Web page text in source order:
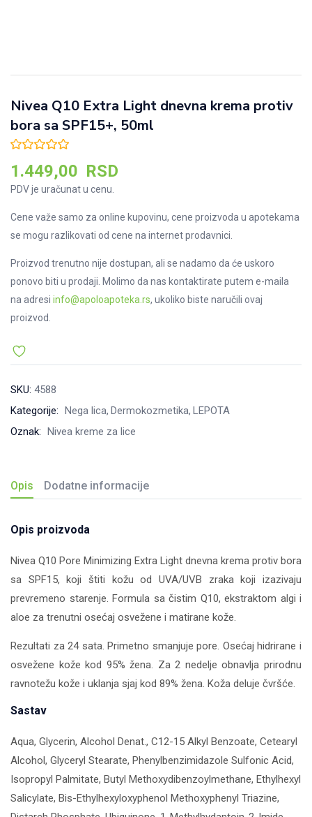
Nivea Q10 Extra Light dnevna krema protiv
bora sa SPF15+, 50ml
1.449,00 RSD
PDV je uračunat u cenu.
Cene važe samo za online kupovinu, cene proizvoda u apotekama
se mogu razlikovati od cene na internet prodavnici.
Proizvod trenutno nije dostupan, ali se nadamo da će uskoro
ponovo biti u prodaji. Molimo da nas kontaktirate putem e-maila
na adresi info@apoloapoteka.rs, ukoliko biste naručili ovaj
proizvod.
SKU: 4588
Kategorije: Nega lica Dermokozmetika LEPOTA
Oznak: Nivea kreme za lice
Opis Dodatne informacije
Opis proizvoda
Nivea Q10 Pore Minimizing Extra Light dnevna krema protiv bora
sa SPF15, koji štiti kožu od UVA/UVB zraka koji izazivaju
prevremeno starenje. Formula sa čistim Q10, ekstraktom algi i
aloe za trenutni osećaj osvežene i matirane kože.
Rezultati za 24 sata. Primetno smanjuje pore. Osećaj hidrirane i
osvežene kože kod 95% žena. Za 2 nedelje obnavlja prirodnu
ravnotežu kože i uklanja sjaj kod 89% žena. Koža deluje čvršće.
Sastav
Aqua, Glycerin, Alcohol Denat., C12-15 Alkyl Benzoate, Cetearyl
Alcohol, Glyceryl Stearate, Phenylbenzimidazole Sulfonic Acid,
Isopropyl Palmitate, Butyl Methoxydibenzoylmethane, Ethylhexyl
Salicylate, Bis-Ethylhexyloxyphenol Methoxyphenyl Triazine,